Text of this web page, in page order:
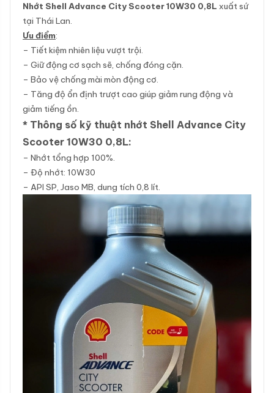
Nhớt Shell Advance City Scooter 10W30 0,8L xuất sứ
tại Thái Lan.
Ưu điểm:
– Tiết kiệm nhiên liệu vượt trội.
– Giữ động cơ sạch sẽ, chống đóng cặn.
– Bảo vệ chống mài mòn động cơ.
– Tăng độ ổn định trượt cao giúp giảm rung động và
giảm tiếng ồn.
* Thông số kỹ thuật nhớt Shell Advance City
Scooter 10W30 0,8L:
– Nhớt tổng hợp 100%.
– Độ nhớt: 10W30
– API SP, Jaso MB, dung tích 0,8 lít.